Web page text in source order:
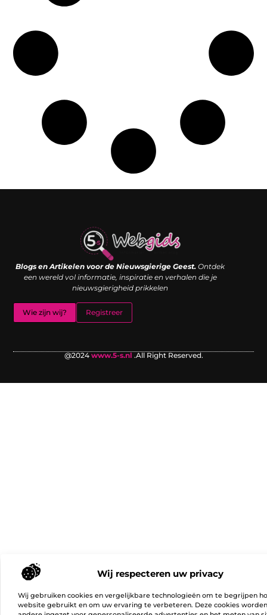
Wij respecteren uw privacy
Wij gebruiken cookies en vergelijkbare technologieën om te begrijpen
website gebruikt en om uw ervaring te verbeteren. Deze cookies
Blogs en Artikelen voor de Nieuwsgierige Geest. Ontdek
een wereld vol informatie, inspiratie en verhalen die je
nieuwsgierigheid prikkelen
Wie zijn wij? Registreer
@2024 www.5-s.nl .All Right Reserved.